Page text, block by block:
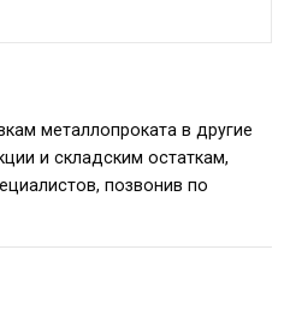
металлопроката в другие
и складским остаткам,
позвонив по